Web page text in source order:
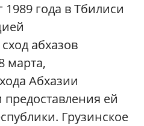
года в Тбилиси
абхазов
марта,
Абхазии
предоставления ей
Грузинское